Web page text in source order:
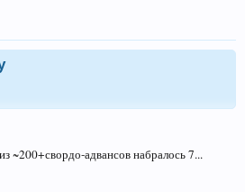
~200+свордо-адвансов набралось 7...